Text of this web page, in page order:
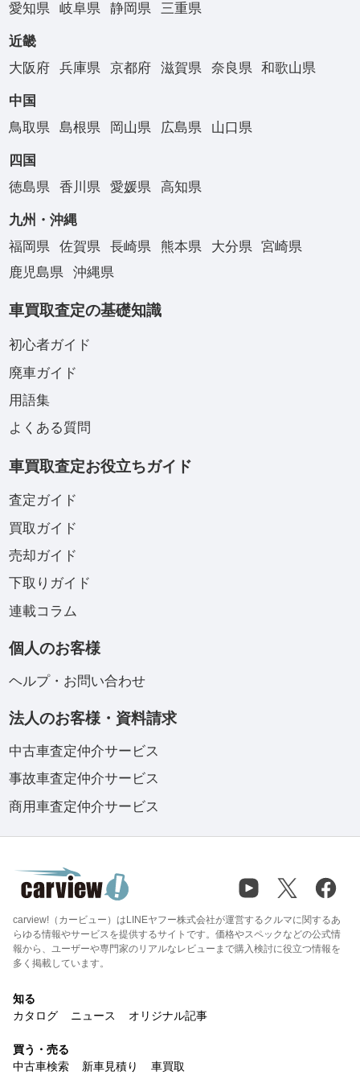
愛知県
岐阜県 静岡県 三重県
近畿
大阪府
兵庫県 京都府 滋賀県 奈良県 和歌山県
中国
鳥取県
島根県 岡山県 広島県 山口県
四国
徳島県
香川県 愛媛県 高知県
九州・沖縄
福岡県
佐賀県 長崎県 熊本県 大分県
宮崎県
鹿児島県
沖縄県
車買取査定の基礎知識
初心者ガイド
廃車ガイド
用語集
よくある質問
車買取査定お役立ちガイド
査定ガイド
買取ガイド
売却ガイド
下取りガイド
連載コラム
個人のお客様
ヘルプ・お問い合わせ
法人のお客様・資料請求
中古車査定仲介サービス
事故車査定仲介サービス
商用車査定仲介サービス
carview!（カービュー）はLINEヤフー株式会社が運営するクルマに関するあ
らゆる情報やサービスを提供するサイトです。価格やスペックなどの公式情
報から、ユーザーや専門家のリアルなレビューまで購入検討に役立つ情報を
多く掲載しています。
知る
カタログ
ニュース オリジナル記事
買う・売る
中古車検索
新車見積り 車買取